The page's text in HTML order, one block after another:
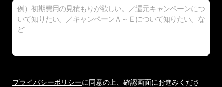
プライバシーポリシーに同意の上、確認画面にお進みくださ